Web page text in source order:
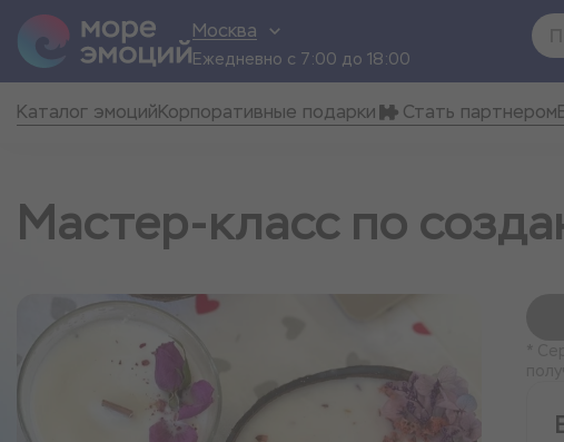
Москва
Ежедневно с 7:00 до 18:00
Каталог эмоцийКорпоративные подарки Стать партнером
Мастер-класс по